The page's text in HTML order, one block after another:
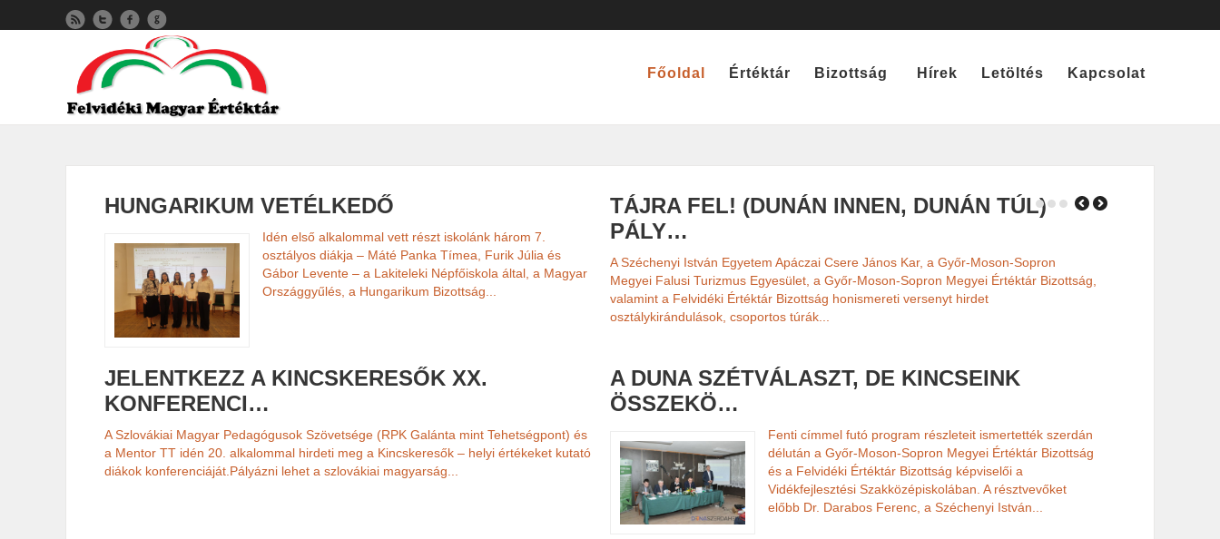
Főoldal Értéktár Bizottság Hírek Letöltés Kapcsolat
HUNGARIKUM VETÉLKEDŐ
Idén első alkalommal vett részt iskolánk három 7.
osztályos diákja – Máté Panka Tímea, Furik Júlia és
Gábor Levente – a Lakiteleki Népfőiskola által, a Magyar
Országgyűlés, a Hungarikum Bizottság...
TÁJRA FEL! (DUNÁN INNEN, DUNÁN TÚL)
PÁLY…
A Széchenyi István Egyetem Apáczai Csere János Kar, a Győr-Moson-Sopron
Megyei Falusi Turizmus Egyesület, a Győr-Moson-Sopron Megyei Értéktár Bizottság,
valamint a Felvidéki Értéktár Bizottság honismereti versenyt hirdet
osztálykirándulások, csoportos túrák...
JELENTKEZZ A KINCSKERESŐK XX.
KONFERENCI…
A Szlovákiai Magyar Pedagógusok Szövetsége (RPK Galánta mint Tehetségpont) és
a Mentor TT idén 20. alkalommal hirdeti meg a Kincskeresők – helyi értékeket kutató
diákok konferenciáját.Pályázni lehet a szlovákiai magyarság...
A DUNA SZÉTVÁLASZT, DE KINCSEINK
ÖSSZEKÖ…
Fenti címmel futó program részleteit ismertették szerdán
délután a Győr-Moson-Sopron Megyei Értéktár Bizottság
és a Felvidéki Értéktár Bizottság képviselői a
Vidékfejlesztési Szakközépiskolában. A résztvevőket
előbb Dr. Darabos Ferenc, a Széchenyi István...